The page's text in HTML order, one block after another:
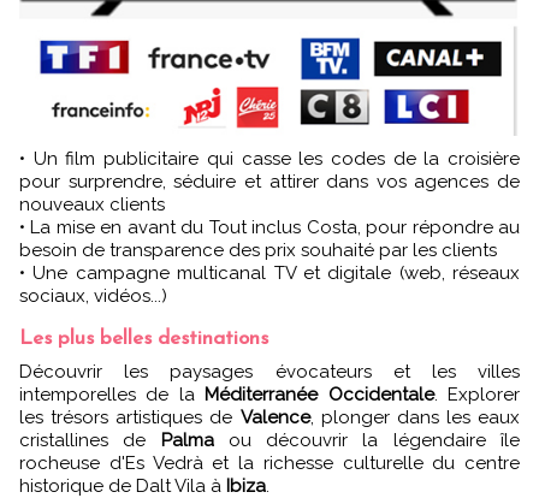
• Un film publicitaire qui casse les codes de la croisière
pour surprendre, séduire et attirer dans vos agences de
nouveaux clients
• La mise en avant du Tout inclus Costa, pour répondre au
besoin de transparence des prix souhaité par les clients
• Une campagne multicanal TV et digitale (web, réseaux
sociaux, vidéos...)
Les plus belles destinations
Découvrir les paysages évocateurs et les villes
intemporelles de la Méditerranée Occidentale. Explorer
les trésors artistiques de Valence, plonger dans les eaux
cristallines de Palmaou découvrir la légendaire île
rocheuse d'Es Vedrà et la richesse culturelle du centre
historique de Dalt Vila à Ibiza.